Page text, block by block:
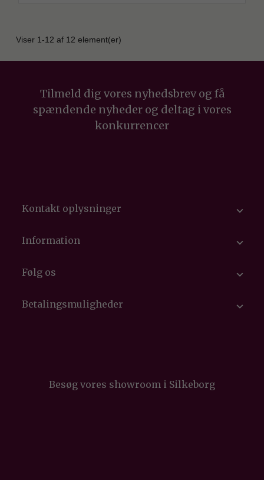
Viser 1-12 af 12 element(er)
Tilmeld dig vores nyhedsbrev og få
spændende nyheder og deltag i vores
konkurrencer
Kontakt oplysninger 
Information 
Følg os 
Betalingsmuligheder 
Besøg vores showroom i Silkeborg